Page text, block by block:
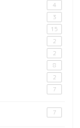
4
3
15
2
2
8
2
7
7